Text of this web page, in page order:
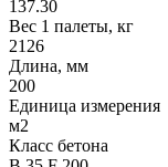
137.30
Вес 1 палеты, кг
2126
Длина, мм
200
Единица измерения
м2
Класс бетона